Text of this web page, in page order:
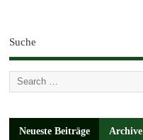
Suche
Neueste Beiträge Archive